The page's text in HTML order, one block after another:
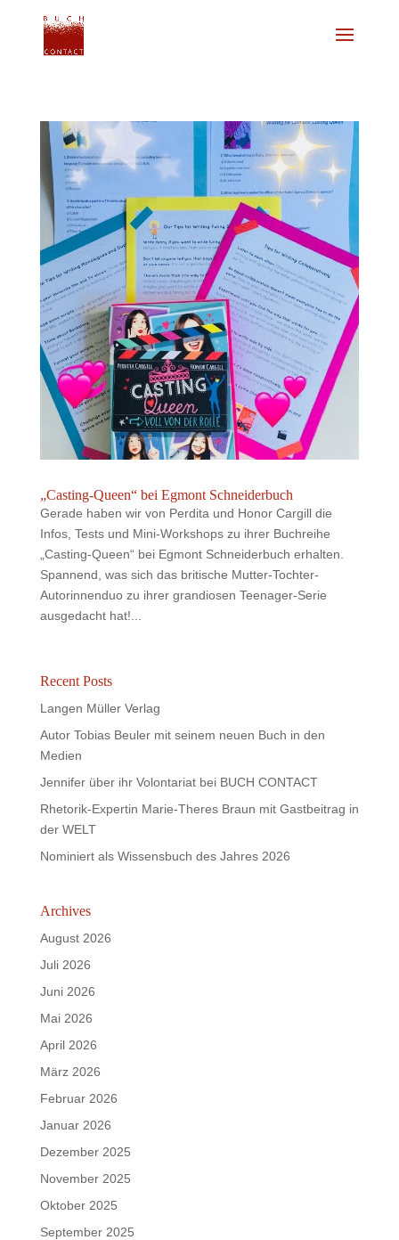
„Casting-Queen“ bei Egmont Schneiderbuch
Gerade haben wir von Perdita und Honor Cargill die
Infos, Tests und Mini-Workshops zu ihrer Buchreihe
„Casting-Queen“ bei Egmont Schneiderbuch erhalten.
Spannend, was sich das britische Mutter-Tochter-
Autorinnenduo zu ihrer grandiosen Teenager-Serie
ausgedacht hat!...
Recent Posts
Langen Müller Verlag
Autor Tobias Beuler mit seinem neuen Buch in den
Medien
Jennifer über ihr Volontariat bei BUCH CONTACT
Rhetorik-Expertin Marie-Theres Braun mit Gastbeitrag in
der WELT
Nominiert als Wissensbuch des Jahres 2026
Archives
August 2026
Juli 2026
Juni 2026
Mai 2026
April 2026
März 2026
Februar 2026
Januar 2026
Dezember 2025
November 2025
Oktober 2025
September 2025